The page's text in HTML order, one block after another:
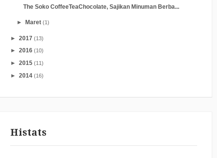
The Soko CoffeeTeaChocolate, Sajikan Minuman Berba...
► Maret(1)
► 2017 (13)
► 2016 (10)
► 2015 (11)
► 2014 (16)
Histats